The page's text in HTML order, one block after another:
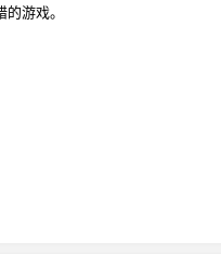
游戏。